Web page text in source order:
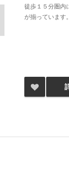
徒歩１５分圏内
が揃っています